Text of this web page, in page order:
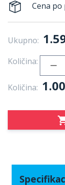
Cena po
Ukupno:
Količina:
Količina: 1.00